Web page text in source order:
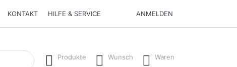
KONTAKT HILFE & SERVICE ANMELDEN
Ergebnisse. Drücken Sie die Eingabetaste, um alle Ergebnisse
Produkte
Wunsch
Waren